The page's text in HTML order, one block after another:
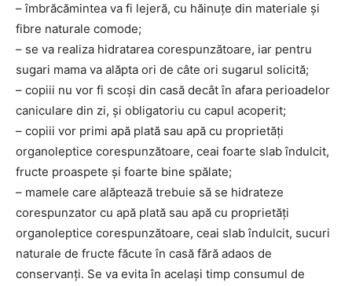
– îmbrăcămintea va fi lejeră, cu hăinuţe din materiale şi
fibre naturale comode;
– se va realiza hidratarea corespunzătoare, iar pentru
sugari mama va alăpta ori de câte ori sugarul solicită;
– copiii nu vor fi scoşi din casă decât în afara perioadelor
caniculare din zi, şi obligatoriu cu capul acoperit;
– copiii vor primi apă plată sau apă cu proprietăţi
organoleptice corespunzătoare, ceai foarte slab îndulcit,
fructe proaspete şi foarte bine spălate;
– mamele care alăptează trebuie să se hidrateze
corespunzator cu apă plată sau apă cu proprietăţi
organoleptice corespunzătoare, ceai slab îndulcit, sucuri
naturale de fructe făcute în casă fără adaos de
conservanţi. Se va evita în acelaşi timp consumul de